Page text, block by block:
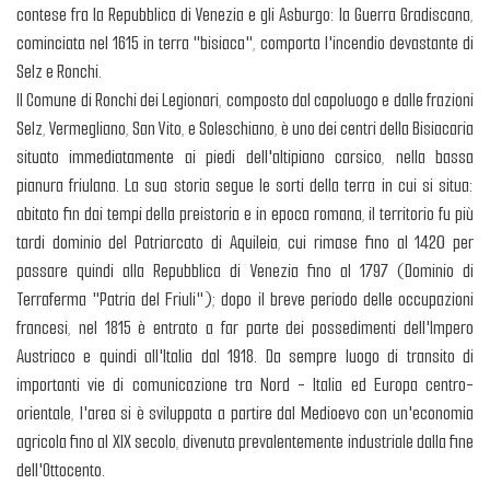
contese fra la Repubblica di Venezia e gli Asburgo: la Guerra Gradiscana,
cominciata nel 1615 in terra "bisiaca", comporta l'incendio devastante di
Selz e Ronchi.
Il Comune di Ronchi dei Legionari, composto dal capoluogo e dalle frazioni
Selz, Vermegliano, San Vito, e Soleschiano, è uno dei centri della Bisiacaria
situato immediatamente ai piedi dell'altipiano carsico, nella bassa
pianura friulana. La sua storia segue le sorti della terra in cui si situa:
abitato fin dai tempi della preistoria e in epoca romana, il territorio fu più
tardi dominio del Patriarcato di Aquileia, cui rimase fino al 1420 per
passare quindi alla Repubblica di Venezia fino al 1797 (Dominio di
Terraferma "Patria del Friuli"); dopo il breve periodo delle occupazioni
francesi, nel 1815 è entrato a far parte dei possedimenti dell'Impero
Austriaco e quindi all'Italia dal 1918. Da sempre luogo di transito di
importanti vie di comunicazione tra Nord - Italia ed Europa centro-
orientale, l'area si è sviluppata a partire dal Medioevo con un'economia
agricola fino al XIX secolo, divenuta prevalentemente industriale dalla fine
dell'Ottocento.